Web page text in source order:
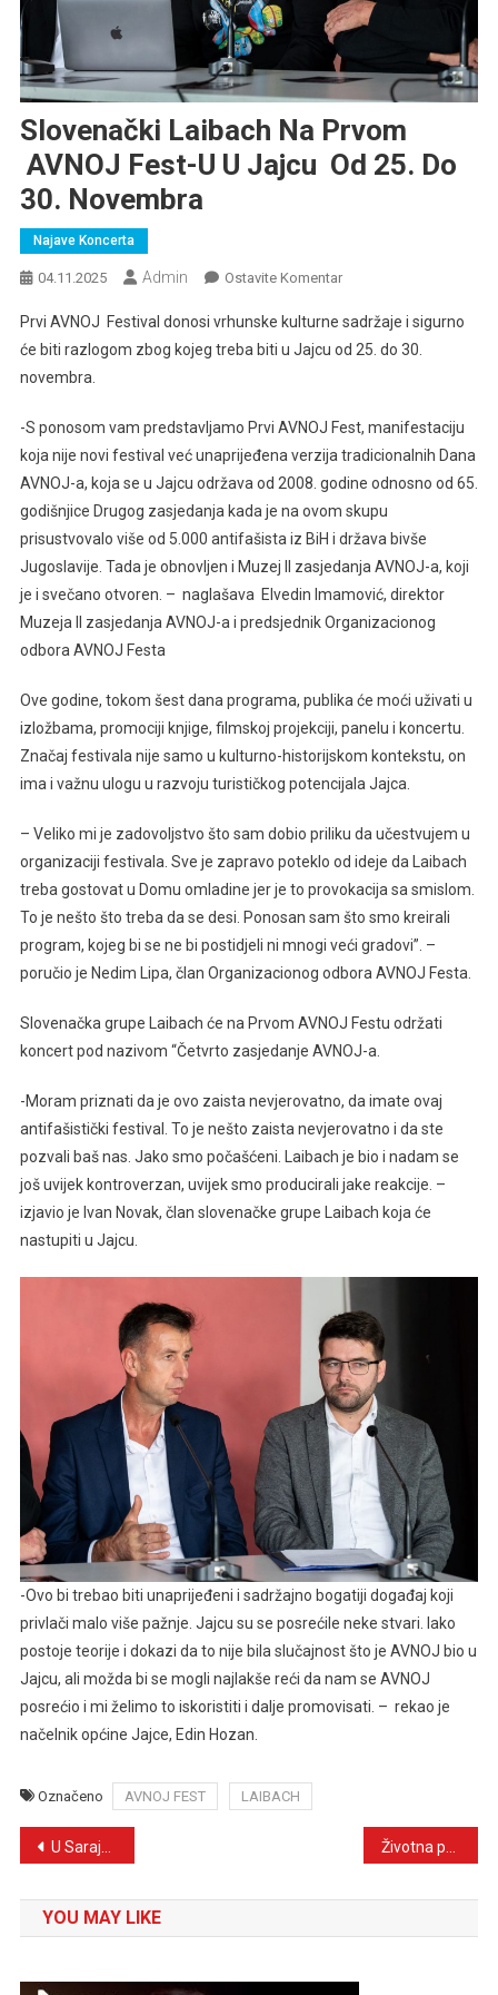
Slovenački Laibach Na Prvom
AVNOJ Fest-U U Jajcu Od 25. Do
30. Novembra
Najave Koncerta
04.11.2025 Admin Ostavite KomentarNa
Laibach
Na
Fest-
U
U
Jajcu
Od
Novembra
Prvi AVNOJ Festival donosi vrhunske kulturne sadržaje i sigurno
će biti razlogom zbog kojeg treba biti u Jajcu od 25. do 30.
novembra.
-S ponosom vam predstavljamo Prvi AVNOJ Fest, manifestaciju
koja nije novi festival već unaprijeđena verzija tradicionalnih Dana
AVNOJ-a, koja se u Jajcu održava od 2008. godine odnosno od 65.
godišnjice Drugog zasjedanja kada je na ovom skupu
prisustvovalo više od 5.000 antifašista iz BiH i država bivše
Jugoslavije. Tada je obnovljen i Muzej II zasjedanja AVNOJ-a, koji
je i svečano otvoren. – naglašava Elvedin Imamović, direktor
Muzeja II zasjedanja AVNOJ-a i predsjednik Organizacionog
odbora AVNOJ Festa
Ove godine, tokom šest dana programa, publika će moći uživati u
izložbama, promociji knjige, filmskoj projekciji, panelu i koncertu.
Značaj festivala nije samo u kulturno-historijskom kontekstu, on
ima i važnu ulogu u razvoju turističkog potencijala Jajca.
– Veliko mi je zadovoljstvo što sam dobio priliku da učestvujem u
organizaciji festivala. Sve je zapravo poteklo od ideje da Laibach
treba gostovat u Domu omladine jer je to provokacija sa smislom.
To je nešto što treba da se desi. Ponosan sam što smo kreirali
program, kojeg bi se ne bi postidjeli ni mnogi veći gradovi”. –
poručio je Nedim Lipa, član Organizacionog odbora AVNOJ Festa.
Slovenačka grupe Laibach će na Prvom AVNOJ Festu održati
koncert pod nazivom “Četvrto zasjedanje AVNOJ-a.
-Moram priznati da je ovo zaista nevjerovatno, da imate ovaj
antifašistički festival. To je nešto zaista nevjerovatno i da ste
pozvali baš nas. Jako smo počašćeni. Laibach je bio i nadam se
još uvijek kontroverzan, uvijek smo producirali jake reakcije. –
izjavio je Ivan Novak, član slovenačke grupe Laibach koja će
nastupiti u Jajcu.
-Ovo bi trebao biti unaprijeđeni i sadržajno bogatiji događaj koji
privlači malo više pažnje. Jajcu su se posrećile neke stvari. Iako
postoje teorije i dokazi da to nije bila slučajnost što je AVNOJ bio u
Jajcu, ali možda bi se mogli najlakše reći da nam se AVNOJ
posrećio i mi želimo to iskoristiti i dalje promovisati. – rekao je
načelnik općine Jajce, Edin Hozan.
Označeno AVNOJ FEST LAIBACH
Navigacija
članaka
U Sarajevu održana Kafanska noć Životna priča Damira Majdančića iz Tuzle: Još kao dječak pjevao sevdalinke, u Zagrebu pronašao sebe
YOU MAY LIKE